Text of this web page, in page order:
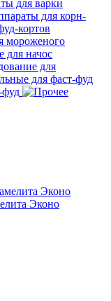
для варки
для корн-
кортов
мороженого
для начос
для
фуд
Эконо